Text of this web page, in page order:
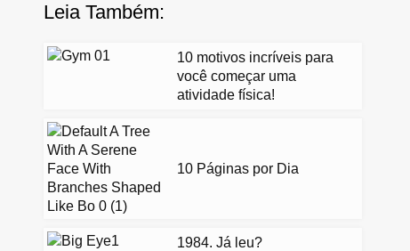
Leia Também:
10 motivos incríveis para
você começar uma
atividade física!
10 Páginas por Dia
1984. Já leu?